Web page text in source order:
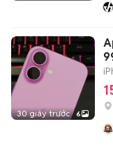
30 giây trước 6